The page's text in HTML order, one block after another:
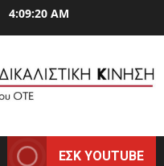
4:09:20 AM
ΕΣΚ YOUTUBE